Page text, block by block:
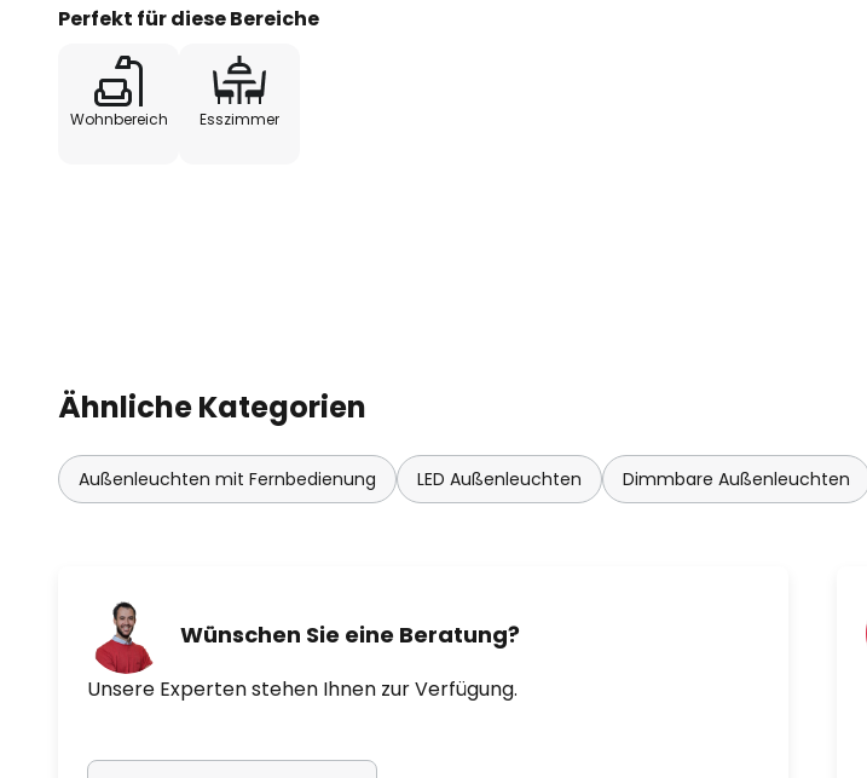
kann die Stehleuchte gedimmt sowie ein- und ausgeschaltet
Perfekt für diese Bereiche
Wohnbereich Esszimmer
Ähnliche Kategorien
Außenleuchten mit Fernbedienung LED Außenleuchten Dimmbare Außenleuchten
Wünschen Sie eine Beratung?
Unsere Experten stehen Ihnen zur Verfügung.